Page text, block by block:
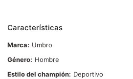
Características
Marca
Umbro
Género
Hombre
Estilo del champión
Deportivo